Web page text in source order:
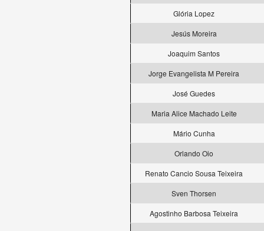
Glória Lopez
Jesús Moreira
Joaquim Santos
Jorge Evangelista M Pereira
José Guedes
Maria Alice Machado Leite
Mário Cunha
Orlando Oio
Renato Cancio Sousa Teixeira
Sven Thorsen
Agostinho Barbosa Teixeira